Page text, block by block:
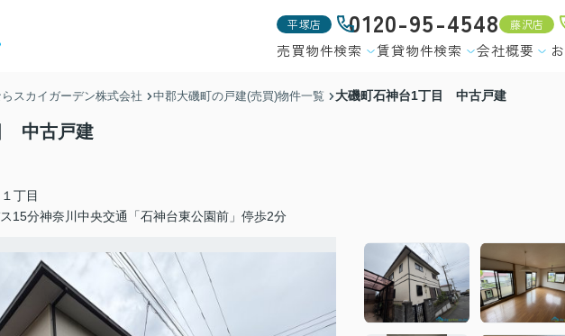
平塚店 0120-95-4548 藤沢店
売買物件検索 賃貸物件検索 会社概要
スカイガーデン株式会社 中郡大磯町の戸建(売買)物件一覧 大磯町石神台1丁目 中古戸建
中古戸建
１丁目
15分神奈川中央交通「石神台東公園前」停歩2分